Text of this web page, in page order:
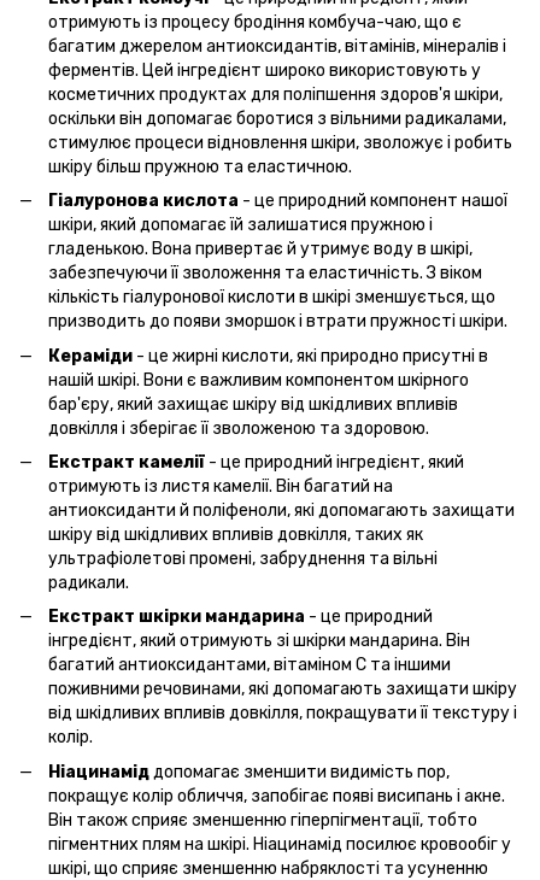
отримують із процесу бродіння комбуча-чаю, що є
багатим джерелом антиоксидантів, вітамінів, мінералів і
ферментів. Цей інгредієнт широко використовують у
косметичних продуктах для поліпшення здоров'я шкіри,
оскільки він допомагає боротися з вільними радикалами,
стимулює процеси відновлення шкіри, зволожує і робить
шкіру більш пружною та еластичною.
Гіалуронова кислота - це природний компонент нашої
шкіри, який допомагає їй залишатися пружною і
гладенькою. Вона привертає й утримує воду в шкірі,
забезпечуючи її зволоження та еластичність. З віком
кількість гіалуронової кислоти в шкірі зменшується, що
призводить до появи зморшок і втрати пружності шкіри.
Кераміди - це жирні кислоти, які природно присутні в
нашій шкірі. Вони є важливим компонентом шкірного
бар'єру, який захищає шкіру від шкідливих впливів
довкілля і зберігає її зволоженою та здоровою.
Екстракт камелії - це природний інгредієнт, який
отримують із листя камелії. Він багатий на
антиоксиданти й поліфеноли, які допомагають захищати
шкіру від шкідливих впливів довкілля, таких як
ультрафіолетові промені, забруднення та вільні
радикали.
Екстракт шкірки мандарина - це природний
інгредієнт, який отримують зі шкірки мандарина. Він
багатий антиоксидантами, вітаміном С та іншими
поживними речовинами, які допомагають захищати шкіру
від шкідливих впливів довкілля, покращувати її текстуру і
колір.
Ніацинаміддопомагає зменшити видимість пор,
покращує колір обличчя, запобігає появі висипань і акне.
Він також сприяє зменшенню гіперпігментації, тобто
пігментних плям на шкірі. Ніацинамід посилює кровообіг у
шкірі, що сприяє зменшенню набряклості та усуненню